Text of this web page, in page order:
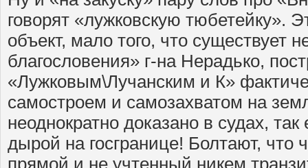
говорят «лужковскую тюбетейку».
объект, мало того, что существует
благословения» г-на Нерадько,
«Лужковым\Лучанским и К»
самостроем и самозахватом на
неоднократно доказано в судах,
дырой на госгранице! Болтают, что
прямой и не учтенный никем